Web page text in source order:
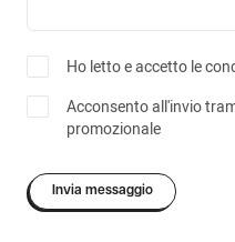
Ho letto e accetto le
Acconsento all'invio
promozionale
Invia messaggio